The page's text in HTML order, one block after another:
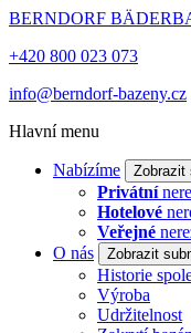
BERNDORF
+420 800 023 073
info@berndorf-bazeny.cz
Hlavní menu
Nabízíme Zobrazit
Privátní
Hotelové
Veřejné
O nás
Zobrazit
Historie
Výroba
Udržitelnost